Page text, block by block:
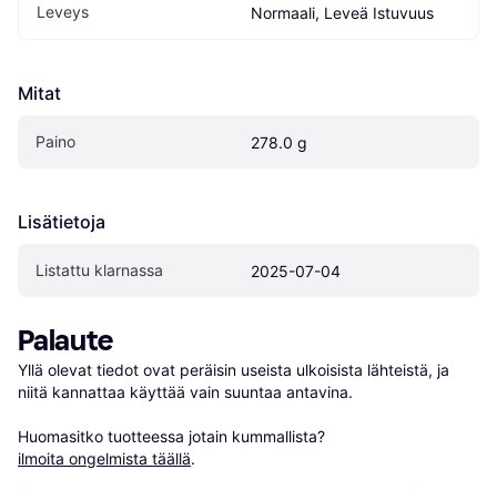
Leveys Normaali, Leveä Istuvuus
Mitat
Paino 278.0 g
Lisätietoja
Listattu klarnassa 2025-07-04
Palaute
Yllä olevat tiedot ovat peräisin useista ulkoisista lähteistä, ja
niitä kannattaa käyttää vain suuntaa antavina.
Huomasitko tuotteessa jotain kummallista?
ilmoita ongelmista täällä.